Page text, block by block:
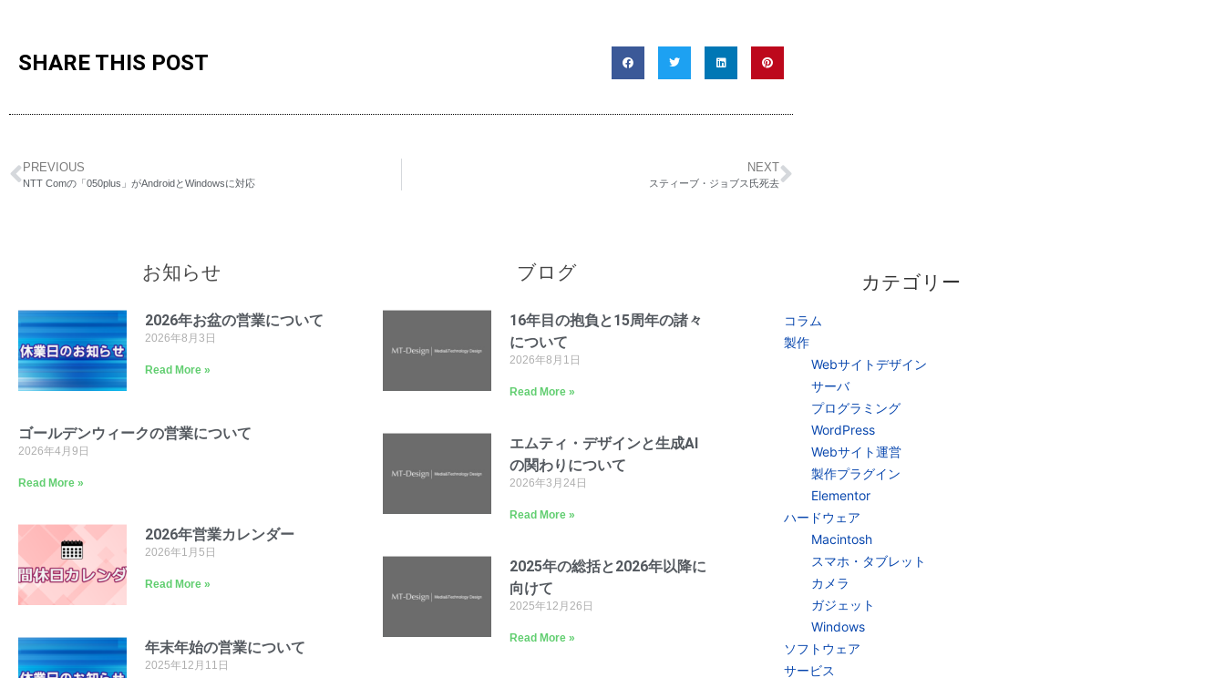
SHARE THIS POST
PREVIOUS
NTT Comの「050plus」がAndroidとWindowsに対応
NEXT
スティーブ・ジョブス氏死去
お知らせ
2026年お盆の営業について
2026年8月3日
Read More »
ゴールデンウィークの営業について
2026年4月9日
Read More »
2026年営業カレンダー
2026年1月5日
Read More »
年末年始の営業について
2025年12月11日
ブログ
16年目の抱負と15周年の諸々
について
2026年8月1日
Read More »
エムティ・デザインと生成AI
の関わりについて
2026年3月24日
Read More »
2025年の総括と2026年以降に
向けて
2025年12月26日
Read More »
カテゴリー
コラム
製作
Webサイトデザイン
サーバ
プログラミング
WordPress
Webサイト運営
製作プラグイン
Elementor
ハードウェア
Macintosh
スマホ・タブレット
カメラ
ガジェット
Windows
ソフトウェア
サービス